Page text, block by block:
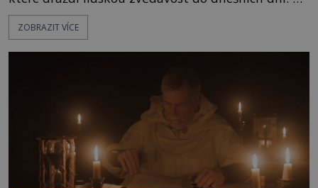
doopravdy představuje bůh, jemuž Římané říkají
Bakchus? Mytologický příběh řeckého boha
ZOBRAZIT VÍCE